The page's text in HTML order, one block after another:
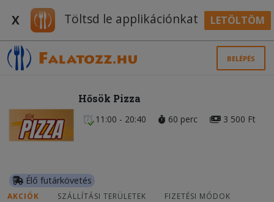
X Töltsd le applikációnkat LETÖLTÖM
BELÉPÉS
Hősök Pizza
11:00 - 20:40 60 perc 3 500 Ft
Élő futárkövetés
AKCIÓK SZÁLLÍTÁSI TERÜLETEK FIZETÉSI MÓDOK